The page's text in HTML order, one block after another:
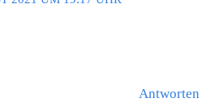
Antworten